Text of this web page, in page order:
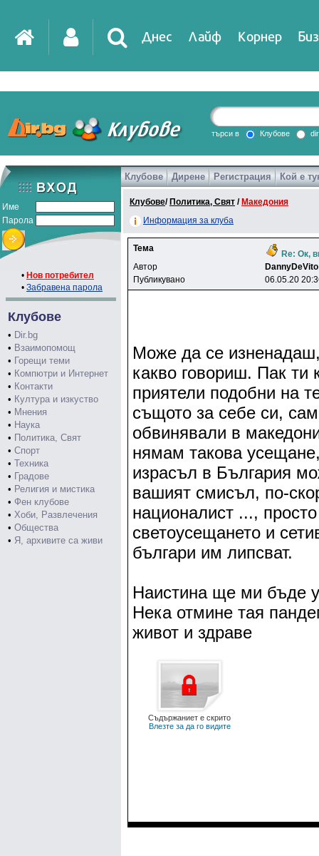
Днес Лайф Корнер
DirTV Impressio
Games
търси в Клубове
Име
Парола
• Нов потребител
• Забравена парола
Клубове
• Dir.bg
• Взаимопомощ
• Горещи теми
• Компютри и Интернет
• Контакти
• Култура и изкуство
• Мнения
• Наука
• Политика, Свят
• Спорт
• Техника
• Градове
• Религия и мистика
• Фен клубове
• Хоби, Развлечения
• Общества
• Я, архивите са живи
Клубове Дирене Регистрация Кой е
Клубове/ Политика, Свят / Македония
Информация за клуба
Тема
Re: Ок,
Автор
DannyDeVito
Публикувано
06.05.20
Може да се
какво говориш. Пак ти
приятели подобни на
същото за себе си,
обвинявали в
нямам такова
израсъл в България
вашият смисъл, по-
националист ...,
светоусещането и
българи им липсват.
Наистина ще ми бъде
Нека отмине тая
живот и здраве
Съдържаниет е скрито
Влезте за да го видите